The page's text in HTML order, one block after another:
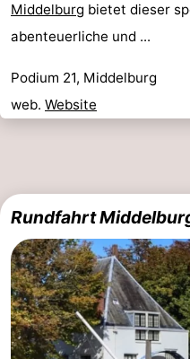
Middelburg bietet dieser
abenteuerliche und ...
Podium 21, Middelburg
web. Website
Rundfahrt